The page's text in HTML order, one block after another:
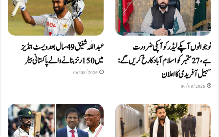
نوجوانوں آپکے لیڈر کو آپکی ضرورت
ہے، 27 ستمبر کو اسلام آباد کا رخ کریں گے:
سہیل آفریدی کا اعلان
06/08/2026
عبداللّٰہ شفیق 49 سال بعد ویسٹ انڈیز
میں 150 رنز بنانے والے پاکستانی بیٹر
06/08/2026